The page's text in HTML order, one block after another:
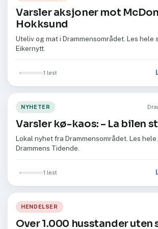
Varsler aksjoner mot
Hokksund
Uteliv og mat i Drammensområdet. Les hele
Eikernytt.
1 lest
NYHETER
Varsler kø-kaos: –⁠ La bilen
Lokal nyhet fra Drammensområdet. Les hele
Drammens Tidende.
1 lest
HENDELSER
Over 1.000 husstander uten